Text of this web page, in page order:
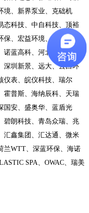
境、新界泵业、克础机
态科技、中自科技、顶裕
保、宏益环境、山嘉环
蓝高科、河北海利杰、
深圳新景、远大、云白环
仪表、皖仪科技、瑞尔
霍普斯、海纳辰科、天瑞
国安、盛奥华、蓝盾光
碧朗科技、青岛众瑞、兆
汇鑫集团、汇达通、微米
兰WTT、深蓝环保、海诺
SPA、OWAC、瑞美